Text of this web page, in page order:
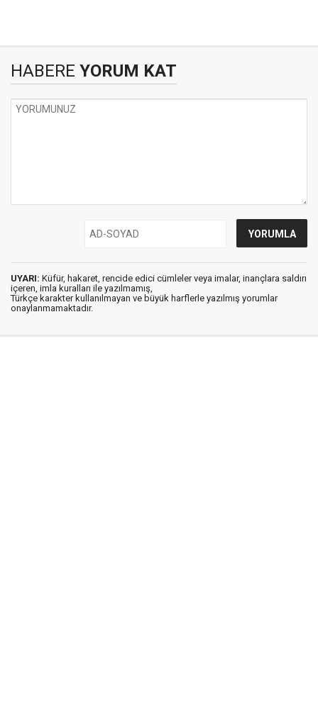
HABERE YORUM KAT
UYARI: Küfür, hakaret, rencide edici cümleler veya imalar, inançlara saldırı
içeren, imla kuralları ile yazılmamış,
Türkçe karakter kullanılmayan ve büyük harflerle yazılmış yorumlar
onaylanmamaktadır.